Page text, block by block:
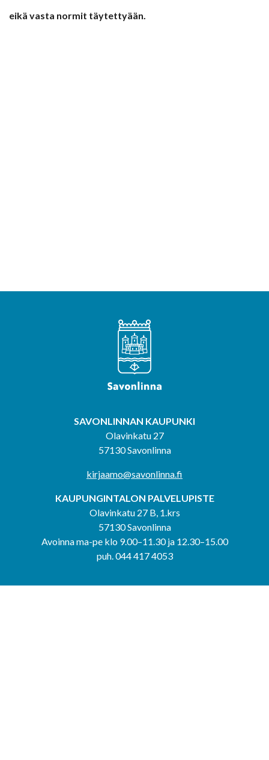
eikä vasta normit täytettyään.
SAVONLINNAN KAUPUNKI
Olavinkatu 27
57130 Savonlinna
kirjaamo@savonlinna.fi
KAUPUNGINTALON PALVELUPISTE
Olavinkatu 27 B, 1.krs
57130 Savonlinna
Avoinna ma-pe klo 9.00–11.30 ja 12.30–15.00
puh. 044 417 4053